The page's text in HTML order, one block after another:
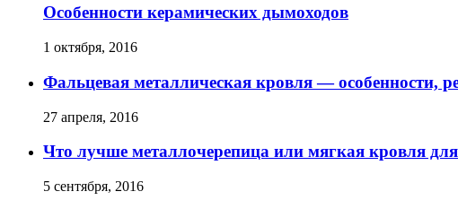
Особенности керамических дымоходов
1 октября, 2016
Фальцевая металлическая кровля — особенности,
27 апреля, 2016
Что лучше металлочерепица или мягкая кровля
5 сентября, 2016